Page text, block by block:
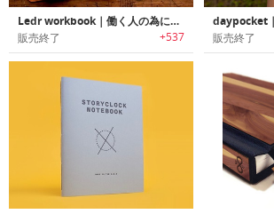
Ledr workbook｜働く人の為にデザインされたレザーカバーノートブック「レダーワークブック」
販売終了 +537 販売終了